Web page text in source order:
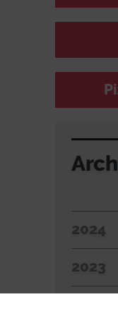
2024
2023